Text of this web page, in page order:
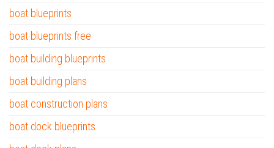
boat blueprints
boat blueprints free
boat building blueprints
boat building plans
boat construction plans
boat dock blueprints